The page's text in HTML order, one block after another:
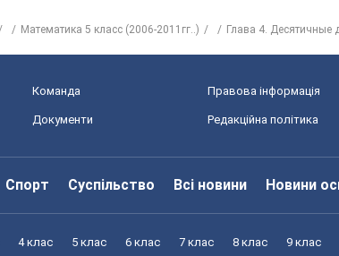
Математика 5 класс (2006-2011гг..) Глава 4. Десятичные
Команда Правова інформація
Документи Редакційна політика
Спорт Суспільство Всі новини Новини
4 клас 5 клас 6 клас 7 клас 8 клас 9 клас